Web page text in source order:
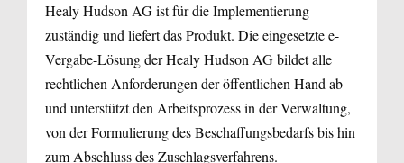
Healy Hudson AG ist für die Implementierung
zuständig und liefert das Produkt. Die eingesetzte e-
Vergabe-Lösung der Healy Hudson AG bildet alle
rechtlichen Anforderungen der öffentlichen Hand ab
und unterstützt den Arbeitsprozess in der Verwaltung,
von der Formulierung des Beschaffungsbedarfs bis hin
zum Abschluss des Zuschlagsverfahrens.